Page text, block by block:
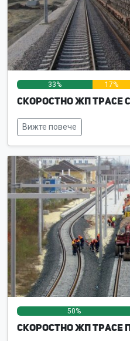
33% 17%
Скоростно жп трасе
Вижте повече
50%
Скоростно жп трасе